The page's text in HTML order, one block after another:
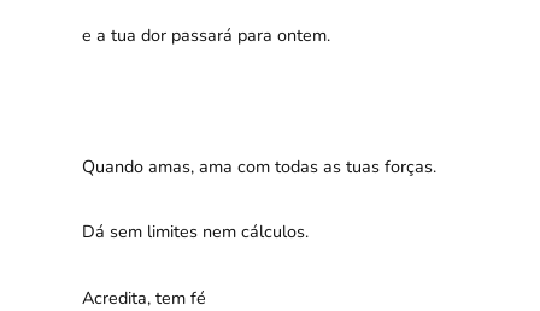
e a tua dor passará para ontem.
Quando amas, ama com todas as tuas forças.
Dá sem limites nem cálculos.
Acredita, tem fé